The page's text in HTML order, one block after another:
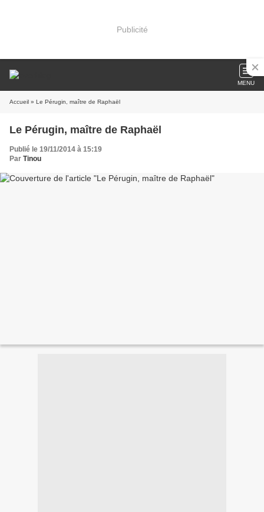
Publicité
MENU
Accueil » Le Pérugin, maître de Raphaël
Le Pérugin, maître de Raphaël
Publié le 19/11/2014 à 15:19
Par Tinou